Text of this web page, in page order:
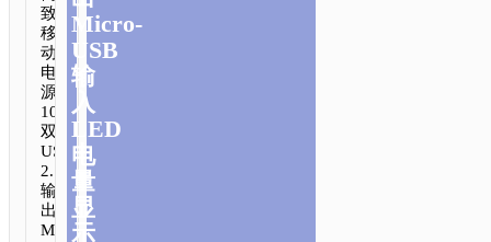
致
移
动
电
源
10000mAh
双
USB
2.1A
输
出
Micro-
Micro-
USB
输
入
LED
电
量
显
示